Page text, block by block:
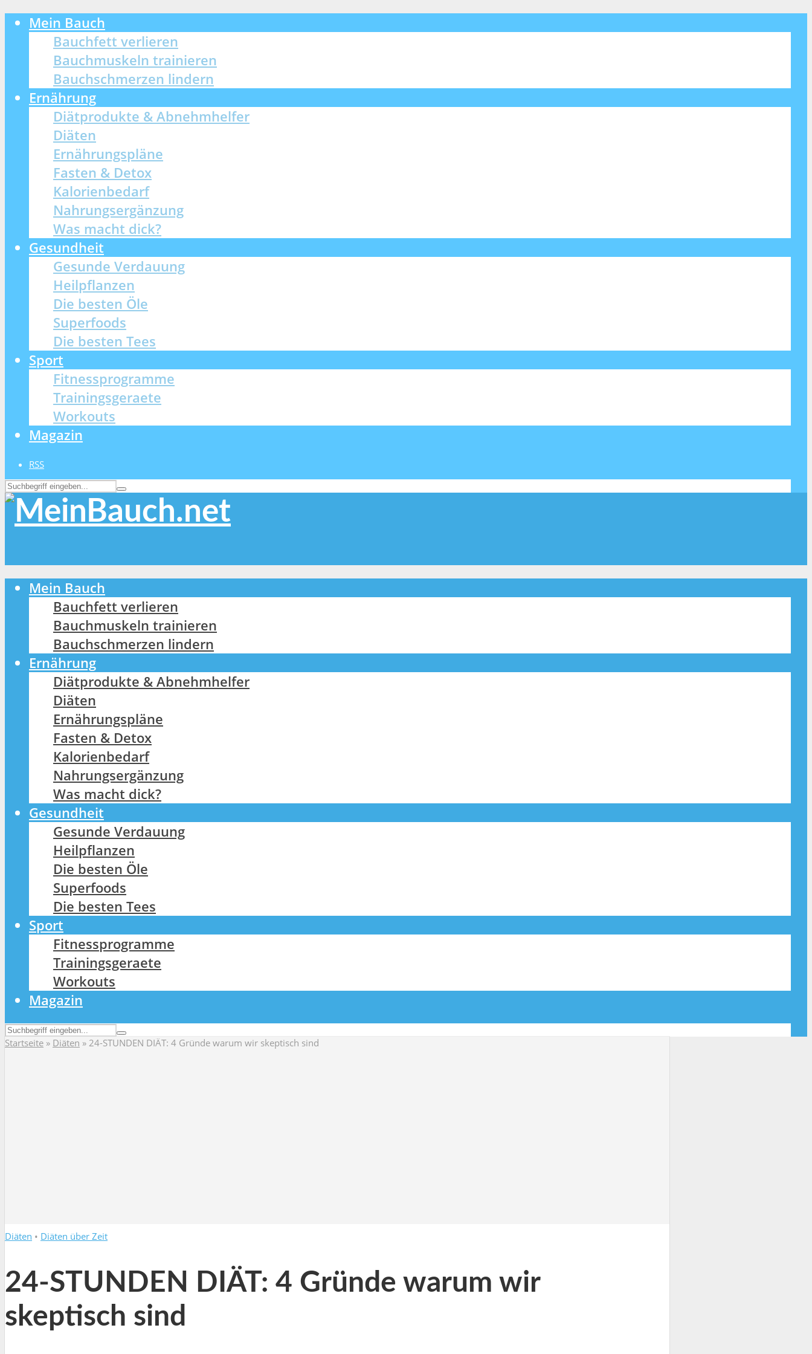
Mein Bauch
Bauchfett verlieren
Bauchmuskeln trainieren
Bauchschmerzen lindern
Ernährung
Diätprodukte & Abnehmhelfer
Diäten
Ernährungspläne
Fasten & Detox
Kalorienbedarf
Nahrungsergänzung
Was macht dick?
Gesundheit
Gesunde Verdauung
Heilpflanzen
Die besten Öle
Superfoods
Die besten Tees
Sport
Fitnessprogramme
Trainingsgeraete
Workouts
Magazin
RSS
Mein Bauch
Bauchfett verlieren
Bauchmuskeln trainieren
Bauchschmerzen lindern
Ernährung
Diätprodukte & Abnehmhelfer
Diäten
Ernährungspläne
Fasten & Detox
Kalorienbedarf
Nahrungsergänzung
Was macht dick?
Gesundheit
Gesunde Verdauung
Heilpflanzen
Die besten Öle
Superfoods
Die besten Tees
Sport
Fitnessprogramme
Trainingsgeraete
Workouts
Magazin
Startseite » Diäten » 24-STUNDEN DIÄT: 4 Gründe warum wir skeptisch sind
Diäten • Diäten über Zeit
24-STUNDEN DIÄT: 4 Gründe warum wir
skeptisch sind